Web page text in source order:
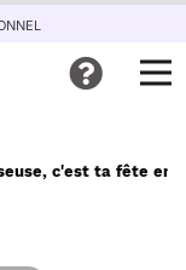
c'est ta fête en